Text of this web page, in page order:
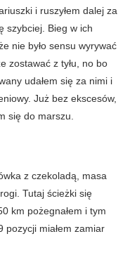
i ruszyłem dalej za
szybciej. Bieg w ich
nie było sensu wyrywać
zostawać z tyłu, no bo
udałem się za nimi i
Już bez ekscesów,
się do marszu.
z czekoladą, masa
Tutaj ścieżki się
km pożegnałem i tym
pozycji miałem zamiar